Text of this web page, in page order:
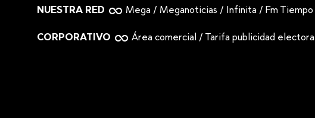
NUESTRA RED Mega / Meganoticias / Infinita / Fm Tiempo
CORPORATIVO Área comercial / Tarifa publicidad electoral